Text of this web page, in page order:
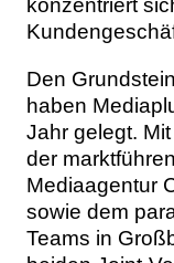
konzentriert
Den
haben
Jahr gelegt.
der
Mediaagentur
sowie dem
Teams in